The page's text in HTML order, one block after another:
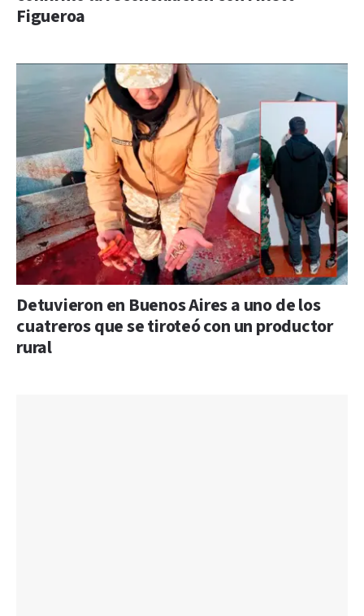
Figueroa
Detuvieron en Buenos Aires a uno de los
cuatreros que se tiroteó con un productor
rural